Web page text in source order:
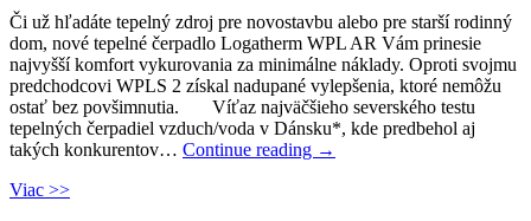
Či už hľadáte tepelný zdroj pre novostavbu alebo pre starší rodinný
dom, nové tepelné čerpadlo Logatherm WPL AR Vám prinesie
najvyšší komfort vykurovania za minimálne náklady. Oproti svojmu
predchodcovi WPLS 2 získal nadupané vylepšenia, ktoré nemôžu
ostať bez povšimnutia. Víťaz najväčšieho severského testu
tepelných čerpadiel vzduch/voda v Dánsku*, kde predbehol aj
takých konkurentov… Continue reading →
Viac >>